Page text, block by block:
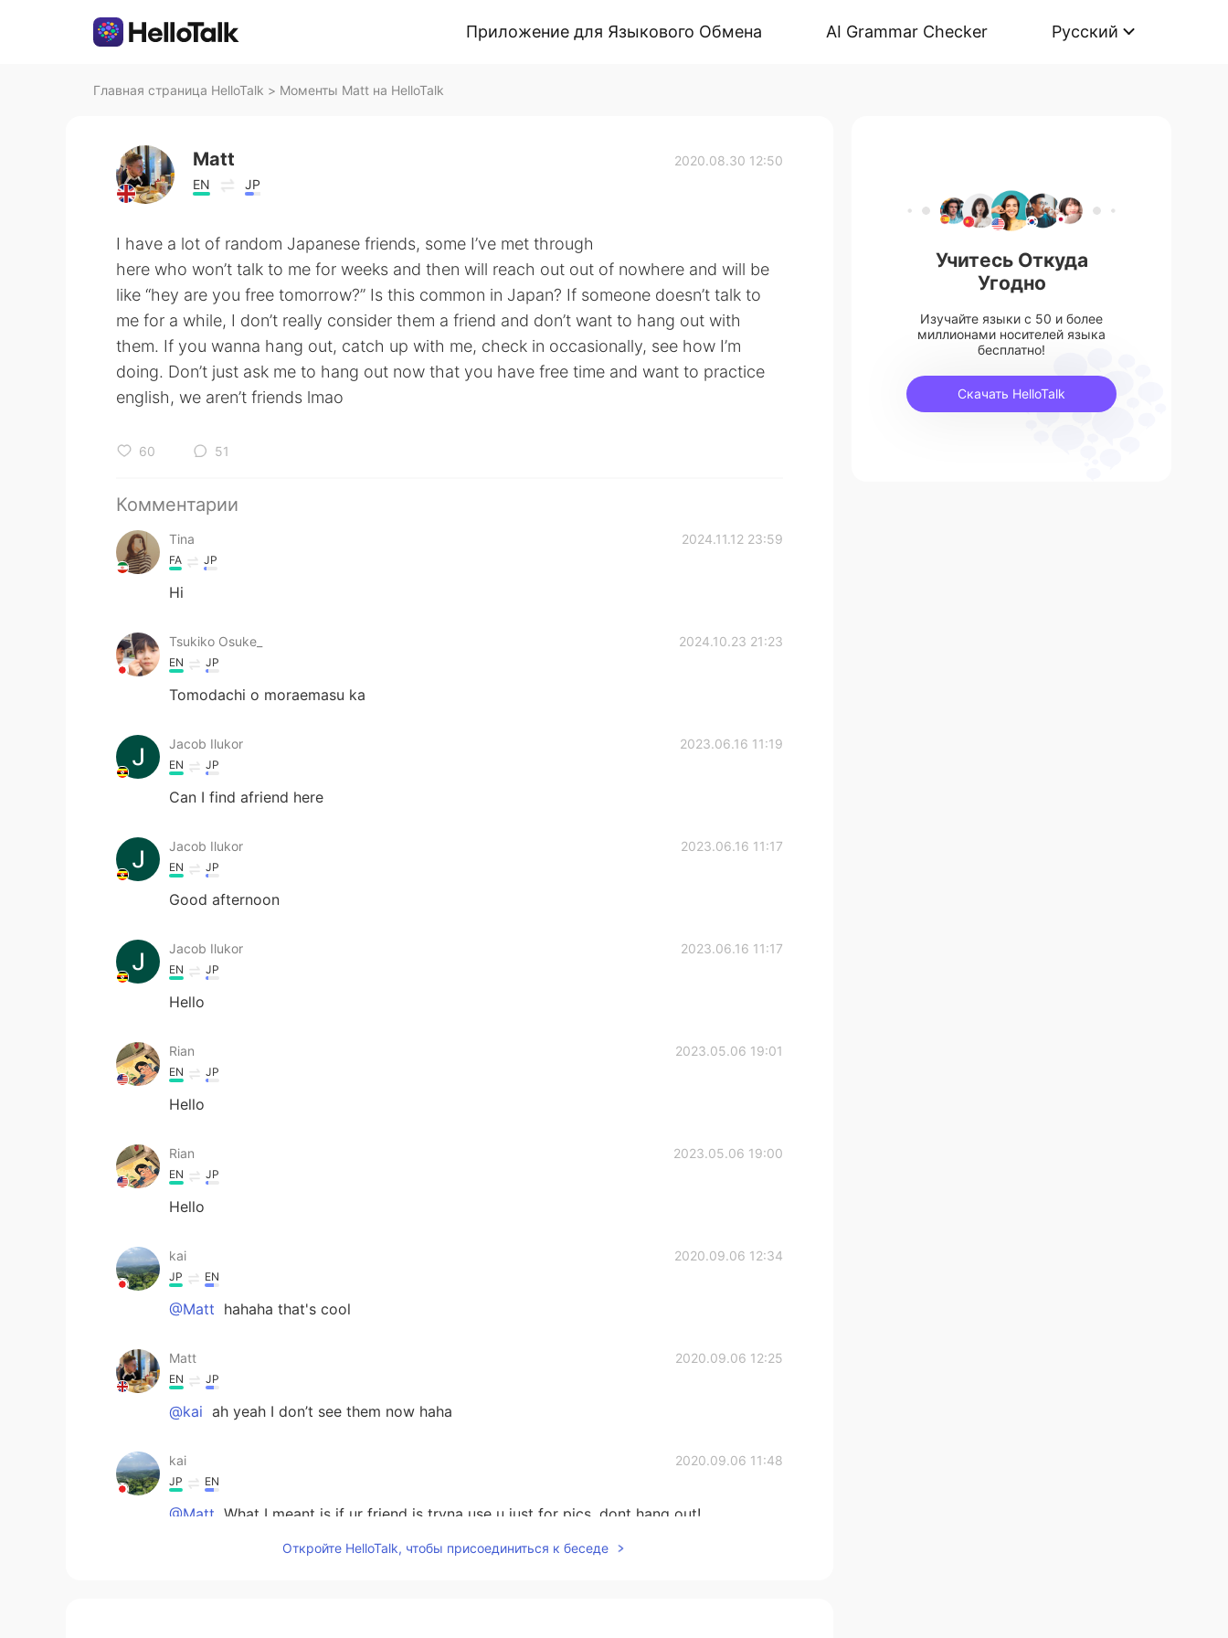
Приложение для Языкового Обмена AI Grammar Checker Русский
Главная страница HelloTalk > Моменты Matt на HelloTalk
Matt
EN JP
2020.08.30 12:50
I have a lot of random Japanese friends, some I’ve met through
here who won’t talk to me for weeks and then will reach out out of nowhere and will be
like “hey are you free tomorrow?” Is this common in Japan? If someone doesn’t talk to
me for a while, I don’t really consider them a friend and don’t want to hang out with
them. If you wanna hang out, catch up with me, check in occasionally, see how I’m
doing. Don’t just ask me to hang out now that you have free time and want to practice
english, we aren’t friends lmao
60 51
Комментарии
Tina 2024.11.12 23:59
FA JP
Hi
Tsukiko Osuke_ 2024.10.23 21:23
EN JP
Tomodachi o moraemasu ka
Jacob Ilukor 2023.06.16 11:19
EN JP
Can I find afriend here
Jacob Ilukor 2023.06.16 11:17
EN JP
Good afternoon
Jacob Ilukor 2023.06.16 11:17
EN JP
Hello
Rian 2023.05.06 19:01
EN JP
Hello
Rian 2023.05.06 19:00
EN JP
Hello
kai 2020.09.06 12:34
JP EN
@Matt hahaha that's cool
Matt 2020.09.06 12:25
EN JP
@kai ah yeah I don’t see them now haha
kai 2020.09.06 11:48
JP EN
@Matt What I meant is if ur friend is tryna use u just for pics, dont hang out!
Откройте HelloTalk, чтобы присоединиться к беседе
Учитесь Откуда
Угодно
Изучайте языки с 50 и более
миллионами носителей языка
бесплатно!
Скачать HelloTalk